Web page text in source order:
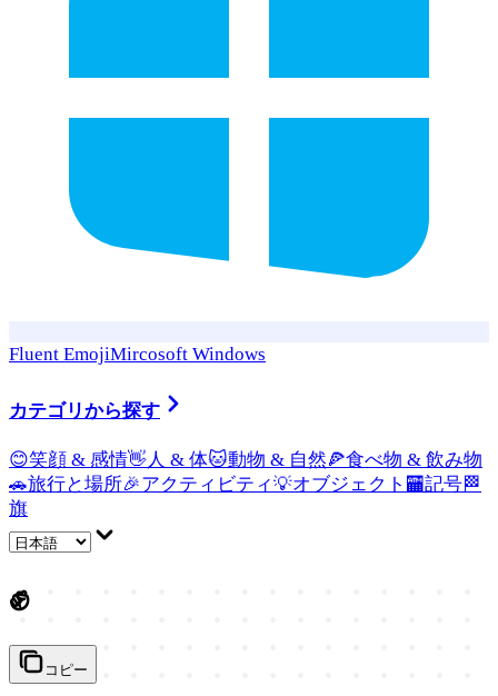
Fluent EmojiMircosoft Windows
カテゴリから探す
😊笑顔 & 感情👋 人 & 体🐱動物 & 自然🍕食べ物 & 飲み物
🚗旅行と場所🎉アクティビティ💡オブジェクト 🏧記号🏁
旗
✊
コピー